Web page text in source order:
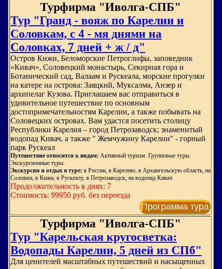
Турфирма "Иволга-СПБ"
Тур "Гранд - вояж по Карелии и
Соловкам, с 4 - мя днями на
Соловках, 7 дней + ж / д"
Остров Кижи, Беломорские Петроглифы, заповедник
«Кивач», Соловецкий монастырь, Секирная гора и
Ботанический сад, Валаам и Рускеала, морские прогулки
на катере на острова: Заяцкий, Муксалма, Анзер и
архипелаг Кузова. Приглашаем вас отправиться в
удивительное путешествие по основным
достопримечательностям Карелии, а также побывать на
Соловецких островах. Вам удастся посетить столицу
Республики Карелия – город Петрозаводск; знаменитый
водопад Кивач, а также " Жемчужину Карелии" - горный
парк Рускеал
Путешествие относится к видам: Активный туризм. Групповые туры.
Экскурсионные туры.
Экскурсии и отдых в туре: в России, в Карелию, в Архангельскую область, на
Соловки, в Кижи, в Рускеалу, в Петрозаводск, на водопад Кивач
Продолжительность в днях: 7
Стоимость: 99950 руб. без переезда
Программа тура
Турфирма "Иволга-СПБ"
Тур "Карельская кругосветка:
Водопады Карелии, 5 дней из СПб"
Для ценителей масштабных путешествий и насыщенных